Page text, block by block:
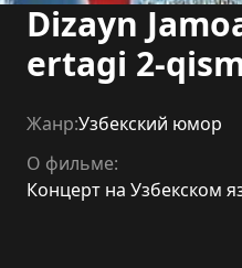
Dizayn
ertagi 2-
Жанр:Узбекский юмор
О фильме:
Концерт на Узбекском